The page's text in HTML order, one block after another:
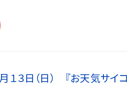
月１３日（日） 『お天気サ